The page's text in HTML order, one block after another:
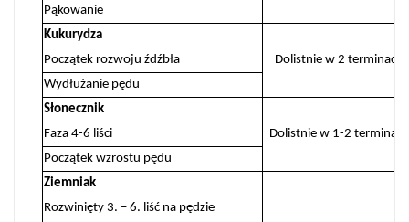
Pąkowanie
Kukurydza
Dolistnie w 2 terminach
Początek rozwoju źdźbła
Wydłużanie pędu
Słonecznik
Dolistnie w 1-2 terminach
Faza 4-6 liści
Początek wzrostu pędu
Ziemniak
Rozwinięty 3. – 6. liść na pędzie